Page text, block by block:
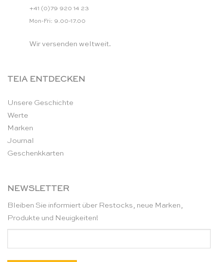
+41 (0)79 920 14 23
Mon-Fri: 9.00-17.00
Wir versenden weltweit.
TEIA ENTDECKEN
Unsere Geschichte
Werte
Marken
Journal
Geschenkkarten
NEWSLETTER
Bleiben Sie informiert über Restocks, neue Marken,
Produkte und Neuigkeiten!